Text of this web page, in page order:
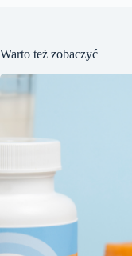
Warto też zobaczyć